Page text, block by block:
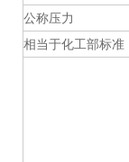
公称压力
相当于化工部标准